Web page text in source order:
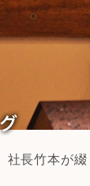
社長竹本が綴